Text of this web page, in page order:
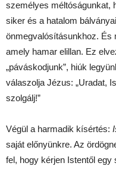
személyes méltóságunkat,
siker és a hatalom
önmegvalósításunkhoz. És
amely hamar elillan. Ez
„páváskodjunk”, hiúk
válaszolja Jézus: „Uradat,
szolgálj!”
Végül a harmadik kísértés:
saját előnyünkre. Az
fel, hogy kérjen Istentől